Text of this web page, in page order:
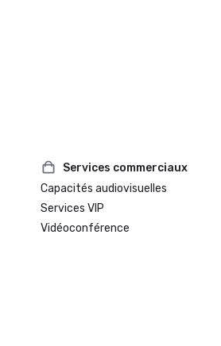
Services commerciaux
Capacités audiovisuelles
Services VIP
Vidéoconférence